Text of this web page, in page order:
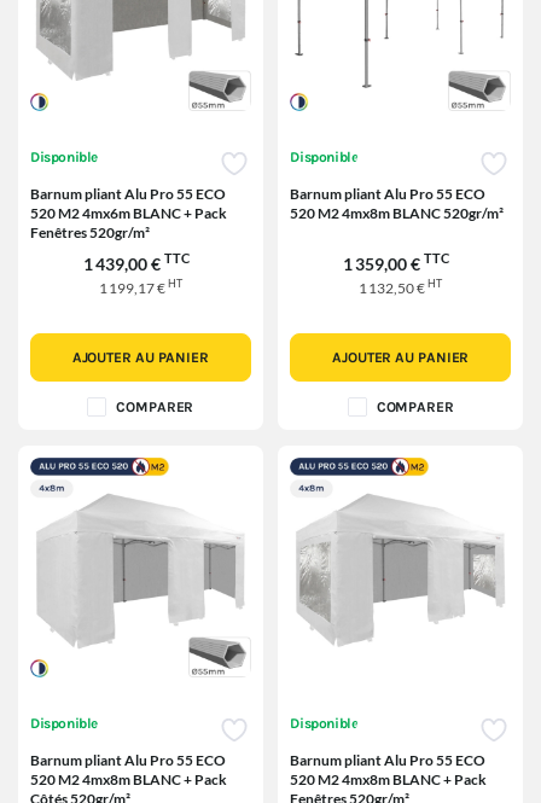
Disponible
Barnum pliant Alu Pro 55 ECO
520 M2 4mx6m BLANC + Pack
Fenêtres 520gr/m²
1 439,00 € TTC
1 199,17 €HT
AJOUTER AU PANIER
COMPARER
Disponible
Barnum pliant Alu Pro 55 ECO
520 M2 4mx8m BLANC 520gr/m²
1 359,00 € TTC
1 132,50 €HT
AJOUTER AU PANIER
COMPARER
Disponible
Barnum pliant Alu Pro 55 ECO
520 M2 4mx8m BLANC + Pack
Côtés 520gr/m²
Disponible
Barnum pliant Alu Pro 55 ECO
520 M2 4mx8m BLANC + Pack
Fenêtres 520gr/m²